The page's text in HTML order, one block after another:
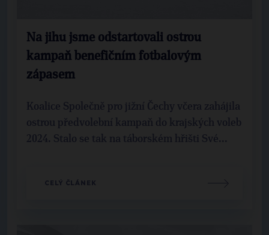
Na jihu jsme odstartovali ostrou
kampaň benefičním fotbalovým
zápasem
Koalice Společně pro jižní Čechy včera zahájila
ostrou předvolební kampaň do krajských voleb
2024. Stalo se tak na táborském hřišti Své...
CELÝ ČLÁNEK